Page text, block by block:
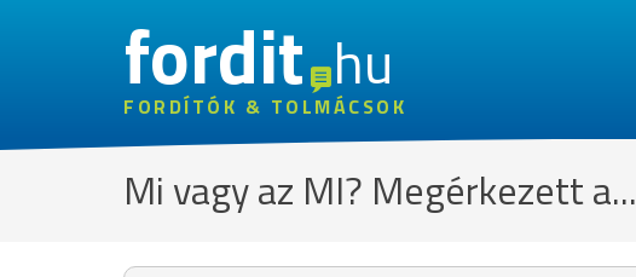
fordithu
FORDÍTÓK & TOLMÁCSOK
Mi vagy az MI? Megérkezett a...